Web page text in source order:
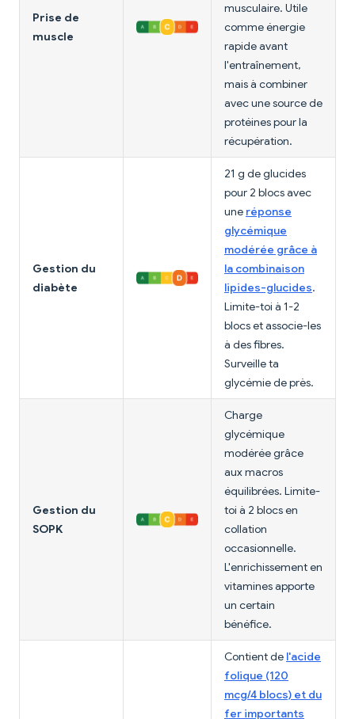
Prise de
muscle
musculaire. Utile
comme énergie
rapide avant
l'entraînement,
mais à combiner
avec une source de
protéines pour la
récupération.
Gestion du
diabète
21 g de glucides
pour 2 blocs avec
une réponse
glycémique
modérée grâce à
la combinaison
lipides-glucides.
Limite-toi à 1-2
blocs et associe-les
à des fibres.
Surveille ta
glycémie de près.
Gestion du
SOPK
Charge
glycémique
modérée grâce
aux macros
équilibrées. Limite-
toi à 2 blocs en
collation
occasionnelle.
L'enrichissement en
vitamines apporte
un certain
bénéfice.
Contient de l'acide
folique (120
mcg/4 blocs) et du
fer importants